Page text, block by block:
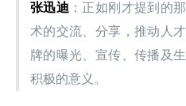
张迅迪 ：正如刚才提到的
术的交流、分享，推动人
牌的曝光、宣传、传播及
积极的意义。